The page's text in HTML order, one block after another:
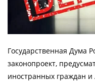
Государственная Дума
законопроект,
иностранных граждан и